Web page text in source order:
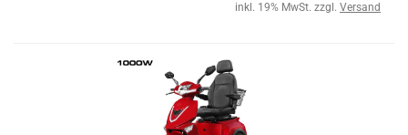
inkl. 19% MwSt. zzgl. Versand